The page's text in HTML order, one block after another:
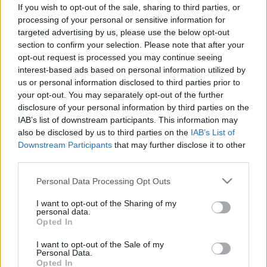
If you wish to opt-out of the sale, sharing to third parties, or
processing of your personal or sensitive information for
targeted advertising by us, please use the below opt-out
section to confirm your selection. Please note that after your
opt-out request is processed you may continue seeing
interest-based ads based on personal information utilized by
us or personal information disclosed to third parties prior to
your opt-out. You may separately opt-out of the further
disclosure of your personal information by third parties on the
IAB’s list of downstream participants. This information may
also be disclosed by us to third parties on the IAB’s List of
Downstream Participants that may further disclose it to other
Please note that this website/app uses one or more Google
not limited to your visit or usage behaviour. You may click to
grant or deny consent to Google and its third-party tags to
use your data for below specified purposes in below Google
consent section.
Personal Data Processing Opt Outs
I want to opt-out of the Sharing of my
personal data.
Opted In
I want to opt-out of the Sale of my
Personal Data.
Opted In
Orvos válaszol
2011. április 08. 15:34
Módosítva: 2015. november 04. 13:49
Megosztás
Küldés Küldés Messengeren
Egészségkalauz
Egészségkalauz
Kérdés: Kedves Doktornő/Doktor Úr!
Egy kedves ismerősöm problémájáról kérnék
tanácsot.
50 év feletti nő.10-15 évvel ezelőtt arcidegzsábája